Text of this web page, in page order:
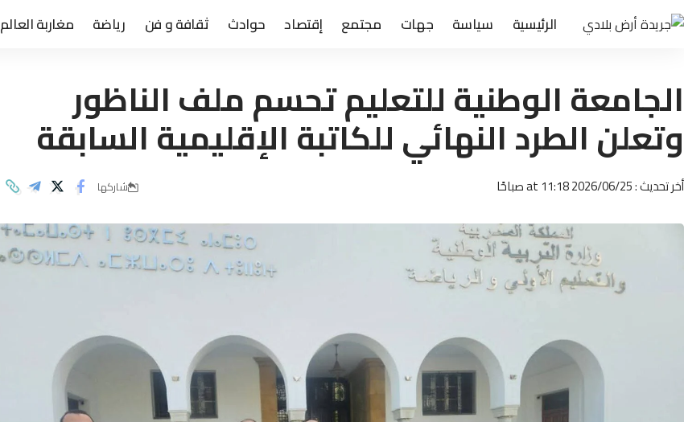
الرئيسية سياسة جهات مجتمع إقتصاد حوادث ثقافة و فن رياضة مغاربة العالم
الجامعة الوطنية للتعليم تحسم ملف الناظور
وتعلن الطرد النهائي للكاتبة الإقليمية السابقة
أخر تحديث : 2026/06/25 at 11:18 صباحًا شاركها